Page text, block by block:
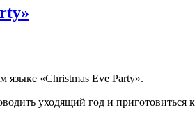
языке «Christmas Eve Party».
уходящий год и приготовиться